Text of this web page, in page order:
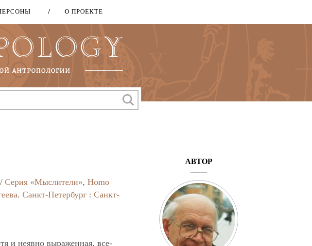
О ПРОЕКТЕ
Серия «Мыслители», Homo
. Санкт-Петербург : Санкт-
и неявно выраженная, все-
АВТОР